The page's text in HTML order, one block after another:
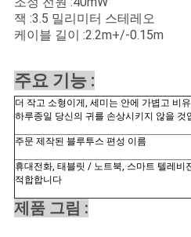
세
사
이
트
맵
잭 :3.5 밀리미터 스테레오
케이블 길이 :2.2m+/-0.15m
주요 기능 :
더 작고 소형이게, 세미는 안에 가볍고 비
하루종일 당신의 귀를 손상시키지 않을 것
주문 제작된 블루투스 편성 이름
휴대전화, 태블릿 / 노트북, 스마트 텔레비
적합합니다
제품 그림 :